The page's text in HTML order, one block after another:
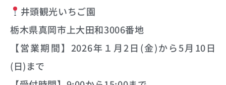
井頭観光いちご園
栃木県真岡市上大田和3006番地
【営業期間】2026年１月2日(金)から5月10日
(日)まで